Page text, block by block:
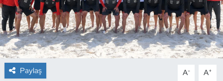
Paylaş A- A+
Cimnastik
Curling
Dağcılık